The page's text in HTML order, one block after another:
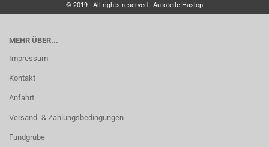
© 2019 - All rights reserved - Autoteile Haslop
MEHR ÜBER...
Impressum
Kontakt
Anfahrt
Versand- & Zahlungsbedingungen
Fundgrube